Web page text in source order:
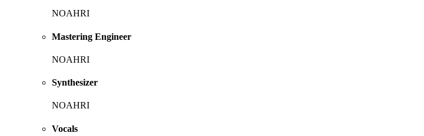
NOAHRI
Mastering Engineer
NOAHRI
Synthesizer
NOAHRI
Vocals